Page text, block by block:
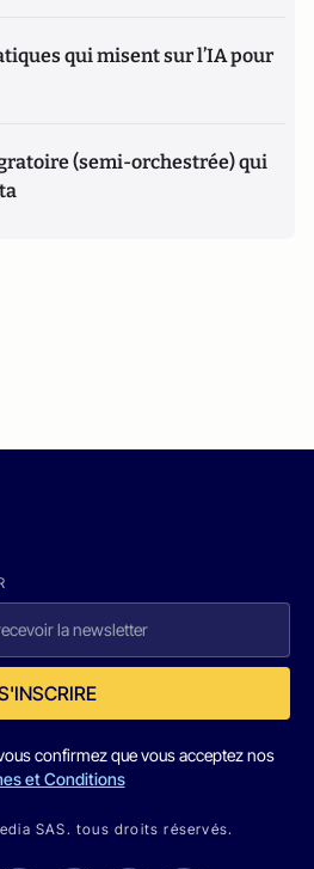
qui misent sur l’IA pour
(semi-orchestrée) qui
confirmez que vous acceptez nos
et Conditions
SAS. tous droits réservés.